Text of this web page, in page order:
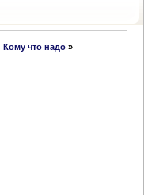
Кому что надо »